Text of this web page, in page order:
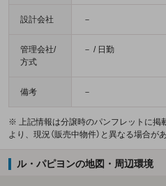
設計会社 －
管理会社/
方式
－ / 日勤
備考 －
※ 上記情報は分譲時のパンフレットに掲
より、現況（販売中物件）と異なる場合が
ル・パピヨンの地図・周辺環境